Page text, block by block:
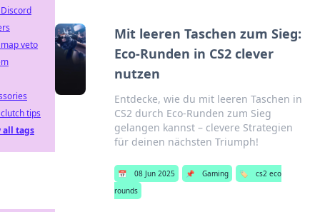
Mit leeren Taschen zum Sieg:
Eco-Runden in CS2 clever
nutzen
Entdecke, wie du mit leeren Taschen in
CS2 durch Eco-Runden zum Sieg
gelangen kannst – clevere Strategien
für deinen nächsten Triumph!
📅 08 Jun 2025 📌 Gaming 🏷️
cs2 eco
rounds
veto
tips
all tags